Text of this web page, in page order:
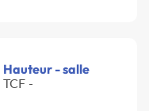
Hauteur - salle
TCF -